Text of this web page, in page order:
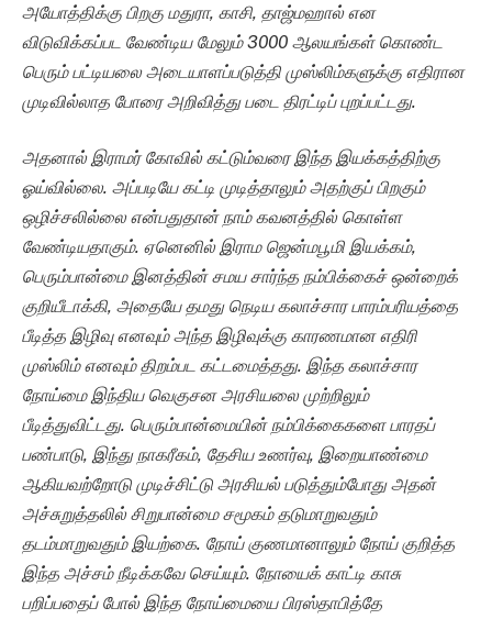
அயோத்திக்கு பிறகு மதுரா, காசி, தாஜ்மஹால் என
விடுவிக்கப்பட வேண்டிய மேலும் 3000 ஆலயங்கள் கொண்ட
பெரும் பட்டியலை அடையாளப்படுத்தி முஸ்லிம்களுக்கு எதிரான
முடிவில்லாத போரை அறிவித்து படை திரட்டிப் புறப்பட்டது.
அதனால் இராமர் கோவில் கட்டும்வரை இந்த இயக்கத்திற்கு
ஓய்வில்லை. அப்படியே கட்டி முடித்தாலும் அதற்குப் பிறகும்
ஒழிச்சலில்லை என்பதுதான் நாம் கவனத்தில் கொள்ள
வேண்டியதாகும். ஏனெனில் இராம ஜென்மபூமி இயக்கம்,
பெரும்பான்மை இனத்தின் சமய சார்ந்த நம்பிக்கைச் ஒன்றைக்
குறியீடாக்கி, அதையே தமது நெடிய கலாச்சார பாரம்பரியத்தை
பீடித்த இழிவு எனவும் அந்த இழிவுக்கு காரணமான எதிரி
முஸ்லிம் எனவும் திறம்பட கட்டமைத்தது. இந்த கலாச்சார
நோய்மை இந்திய வெகுசன அரசியலை முற்றிலும்
பீடித்துவிட்டது. பெரும்பான்மையின் நம்பிக்கைகளை பாரதப்
பண்பாடு, இந்து நாகரீகம், தேசிய உணர்வு, இறையாண்மை
ஆகியவற்றோடு முடிச்சிட்டு அரசியல் படுத்தும்போது அதன்
அச்சுறுத்தலில் சிறுபான்மை சமூகம் தடுமாறுவதும்
தடம்மாறுவதும் இயற்கை. நோய் குணமானாலும் நோய் குறித்த
இந்த அச்சம் நீடிக்கவே செய்யும். நோயைக் காட்டி காசு
பறிப்பதைப் போல் இந்த நோய்மையை பிரஸ்தாபித்தே